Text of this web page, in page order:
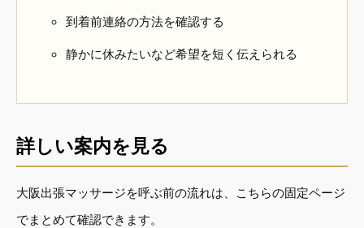
到着前連絡の方法を確認する
静かに休みたいなど希望を短く伝えられる
詳しい案内を見る
大阪出張マッサージを呼ぶ前の流れは、こちらの固定ページ
でまとめて確認できます。